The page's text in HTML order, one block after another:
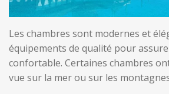
Les chambres sont modernes et
équipements de qualité pour
confortable. Certaines chambres
vue sur la mer ou sur les